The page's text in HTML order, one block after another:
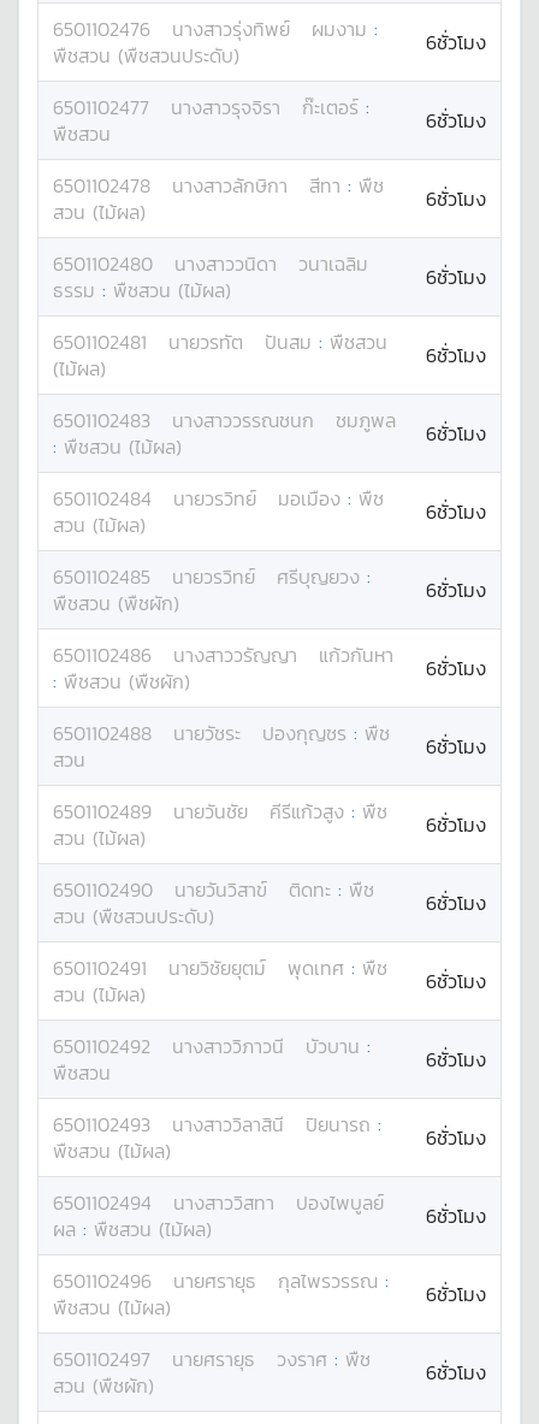
6501102476 นางสาวรุ่งทิพย์ ผมงาม :
พืชสวน (พืชสวนประดับ)
6ชั่วโมง
6501102477 นางสาวรุจจิรา ก๊ะเตอร์ :
พืชสวน
6ชั่วโมง
6501102478 นางสาวลักษิกา สีทา : พืช
สวน (ไม้ผล)
6ชั่วโมง
6501102480 นางสาววนิดา
วนาเฉลิม
ธรรม : พืชสวน (ไม้ผล) 6ชั่วโมง
6501102481 นายวรทัต ปันสม : พืชสวน
(ไม้ผล)
6ชั่วโมง
6501102483 นางสาววรรณชนก
ชมภูพล
: พืชสวน (ไม้ผล) 6ชั่วโมง
6501102484 นายวรวิทย์ มอเมือง : พืช
สวน (ไม้ผล)
6ชั่วโมง
6501102485 นายวรวิทย์ ศรีบุญยวง :
พืชสวน (พืชผัก)
6ชั่วโมง
6501102486 นางสาววรัญญา
แก้วกันหา
: พืชสวน (พืชผัก) 6ชั่วโมง
6501102488 นายวัชระ ปองกุญชร : พืช
สวน
6ชั่วโมง
6501102489 นายวันชัย คีรีแก้วสูง : พืช
สวน (ไม้ผล)
6ชั่วโมง
6501102490 นายวันวิสาข์ ติดทะ : พืช
สวน (พืชสวนประดับ)
6ชั่วโมง
6501102491 นายวิชัยยุตม์ พุดเทศ : พืช
สวน (ไม้ผล)
6ชั่วโมง
6501102492 นางสาววิภาวนี บัวบาน :
พืชสวน
6ชั่วโมง
6501102493 นางสาววิลาสินี ปิยนารถ :
พืชสวน (ไม้ผล)
6ชั่วโมง
6501102494 นางสาววิสทา
ปองไพบูลย์
ผล : พืชสวน (ไม้ผล) 6ชั่วโมง
6501102496 นายศรายุธ กุลไพรวรรณ :
พืชสวน (ไม้ผล)
6ชั่วโมง
6501102497 นายศรายุธ วงราศ : พืช
สวน (พืชผัก)
6ชั่วโมง